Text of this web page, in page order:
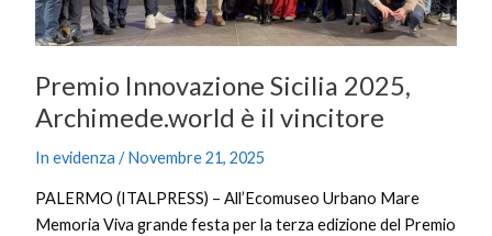
Premio Innovazione Sicilia 2025,
Archimede.world è il vincitore
In evidenza / Novembre 21, 2025
PALERMO (ITALPRESS) – All’Ecomuseo Urbano Mare
Memoria Viva grande festa per la terza edizione del Premio
il
vincitore